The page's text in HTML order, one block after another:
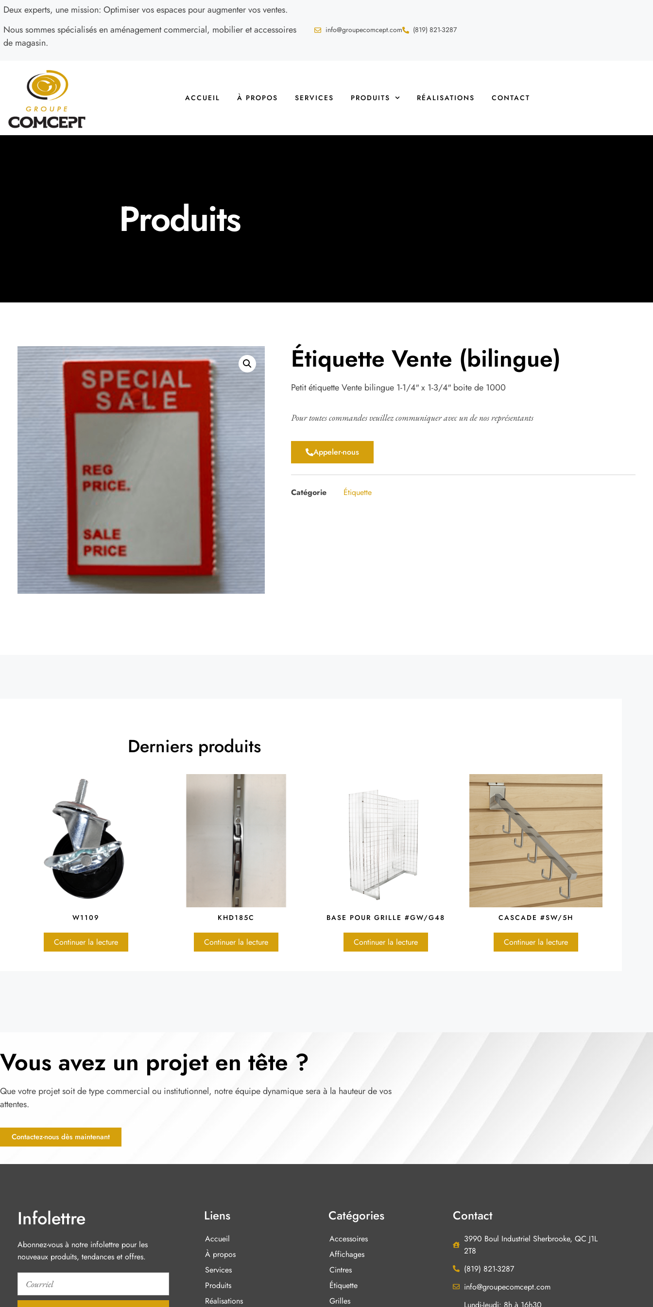
Deux experts, une mission: Optimiser vos espaces pour augmenter vos ventes.
Nous sommes spécialisés en aménagement commercial, mobilier et accessoires
de magasin.
info@groupecomcept.com (819) 821-3287
ACCUEIL À PROPOS SERVICES PRODUITS RÉALISATIONS CONTACT
Produits
Étiquette Vente (bilingue)
Petit étiquette Vente bilingue 1-1/4″ x 1-3/4″ boite de 1000
Pour toutes commandes veuillez communiquer avec un de nos représentants
Appeler-nous
Catégorie Étiquette
Derniers produits
W1109
Continuer la lecture
KHD185C
Continuer la lecture
BASE POUR GRILLE #GW/G48
Continuer la lecture
CASCADE #SW/5H
Continuer la lecture
Vous avez un projet en tête ?
Que votre projet soit de type commercial ou institutionnel, notre équipe dynamique sera à la hauteur de vos
attentes.
Contactez-nous dès maintenant
Infolettre
Abonnez-vous à notre infolettre pour les
nouveaux produits, tendances et offres.
Liens
Accueil
À propos
Services
Produits
Réalisations
Catégories
Accessoires
Affichages
Cintres
Étiquette
Grilles
Contact
3990 Boul Industriel Sherbrooke, QC J1L
2T8
(819) 821-3287
info@groupecomcept.com
Lundi-Jeudi: 8h à 16h30